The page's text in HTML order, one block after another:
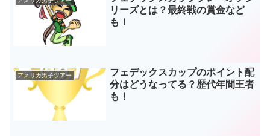
リーズとは？最終戦の賞金など
も！
アメリカ男子ツアー
フェデックスカップのポイント配
分はどうなってる？歴代年間王者
も！